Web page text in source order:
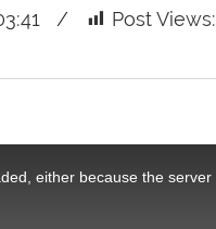
Post Views:
either because the